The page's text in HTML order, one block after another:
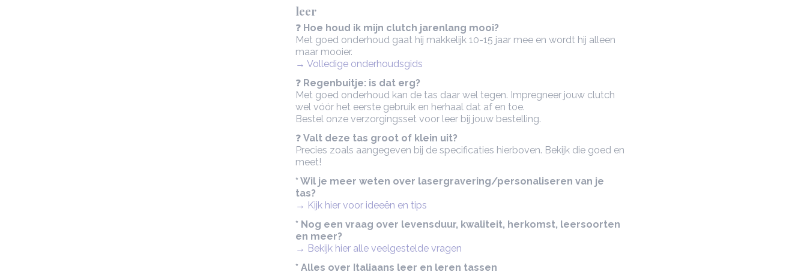
leer
❓ Hoe houd ik mijn clutch jarenlang mooi?
Met goed onderhoud gaat hij makkelijk 10-15 jaar mee en wordt hij alleen
maar mooier.
→ Volledige onderhoudsgids
❓ Regenbuitje: is dat erg?
Met goed onderhoud kan de tas daar wel tegen. Impregneer jouw clutch
wel vóór het eerste gebruik en herhaal dat af en toe.
Bestel onze verzorgingsset voor leer bij jouw bestelling.
❓ Valt deze tas groot of klein uit?
Precies zoals aangegeven bij de specificaties hierboven. Bekijk die goed en
meet!
* Wil je meer weten over lasergravering/personaliseren van je
tas?
→ Kijk hier voor ideeën en tips
* Nog een vraag over levensduur, kwaliteit, herkomst, leersoorten
en meer?
→ Bekijk hier alle veelgestelde vragen
* Alles over Italiaans leer en leren tassen